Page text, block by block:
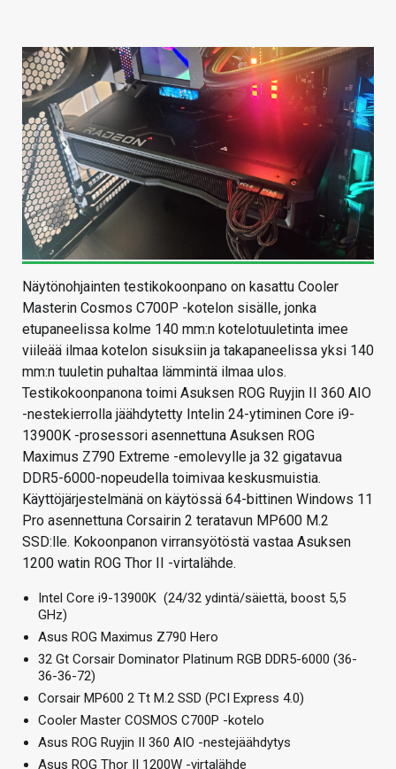
Näytönohjainten testikokoonpano on kasattu Cooler
Masterin Cosmos C700P -kotelon sisälle, jonka
etupaneelissa kolme 140 mm:n kotelotuuletinta imee
viileää ilmaa kotelon sisuksiin ja takapaneelissa yksi 140
mm:n tuuletin puhaltaa lämmintä ilmaa ulos.
Testikokoonpanona toimi Asuksen ROG Ruyjin II 360 AIO
-nestekierrolla jäähdytetty Intelin 24-ytiminen Core i9-
13900K -prosessori asennettuna Asuksen ROG
Maximus Z790 Extreme -emolevylle ja 32 gigatavua
DDR5-6000-nopeudella toimivaa keskusmuistia.
Käyttöjärjestelmänä on käytössä 64-bittinen Windows 11
Pro asennettuna Corsairin 2 teratavun MP600 M.2
SSD:lle. Kokoonpanon virransyötöstä vastaa Asuksen
1200 watin ROG Thor II -virtalähde.
Intel Core i9-13900K (24/32 ydintä/säiettä, boost 5,5
GHz)
Asus ROG Maximus Z790 Hero
32 Gt Corsair Dominator Platinum RGB DDR5-6000 (36-
36-36-72)
Corsair MP600 2 Tt M.2 SSD (PCI Express 4.0)
Cooler Master COSMOS C700P -kotelo
Asus ROG Ruyjin II 360 AIO -nestejäähdytys
Asus ROG Thor II 1200W -virtalähde